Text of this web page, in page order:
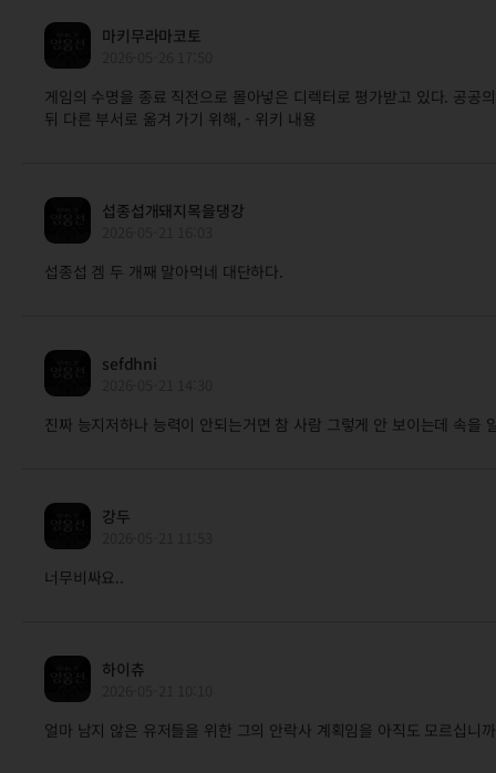
마키무라마코토
게임의 수명을 종료 직전으로 몰아넣은 디렉터로 평가받고 있다. 공
뒤 다른 부서로 옮겨 가기 위해, - 위키 내용
섭종섭개돼지목을댕강
섭종섭 겜 두 개째 말아먹네 대단하다.
sefdhni
진짜 능지저하나 능력이 안되는거면 참 사람 그렇게 안 보이는데 속을
강두
너무비싸요..
하이츄
얼마 남지 않은 유저들을 위한 그의 안락사 계획임을 아직도 모르십니까